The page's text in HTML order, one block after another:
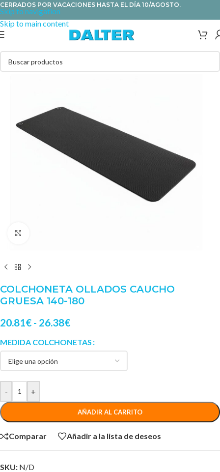
Skip to navigation
Skip to main content
CERRADOS POR VACACIONES HASTA EL DÍA 10/AGOSTO.
COLCHONETA OLLADOS CAUCHO
GRUESA 140-180
20.81€ - 26.38€
MEDIDA COLCHONETAS
- +
AÑADIR AL CARRITO
Comparar Añadir a la lista de deseos
SKU: N/D